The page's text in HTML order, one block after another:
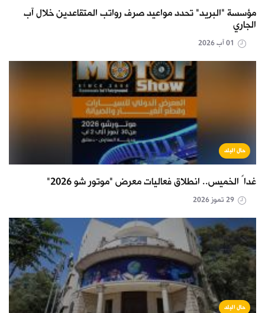
مؤسسة "البريد" تحدد مواعيد صرف رواتب المتقاعدين خلال آب
الجاري
حال البلد
غداً الخميس.. انطلاق فعاليات معرض "موتور شو 2026"
حال البلد